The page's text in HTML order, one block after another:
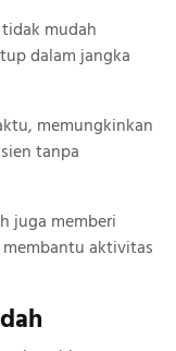
mudah
dalam jangka
memungkinkan
tanpa
juga memberi
aktivitas